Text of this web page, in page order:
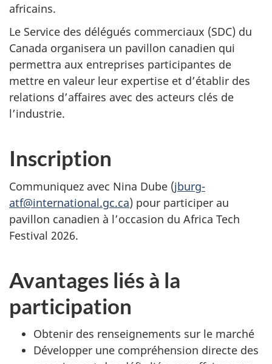
africains.
Le Service des délégués commerciaux (SDC) du
Canada organisera un pavillon canadien qui
permettra aux entreprises participantes de
mettre en valeur leur expertise et d’établir des
relations d’affaires avec des acteurs clés de
l’industrie.
Inscription
Communiquez avec Nina Dube (jburg-
atf@international.gc.ca) pour participer au
pavillon canadien à l’occasion du Africa Tech
Festival 2026.
Avantages liés à la
participation
Obtenir des renseignements sur le marché
Développer une compréhension directe des